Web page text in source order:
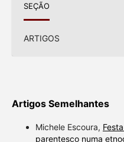
SEÇÃO
ARTIGOS
Artigos Semelhantes
Michele Escoura,
parentesco numa